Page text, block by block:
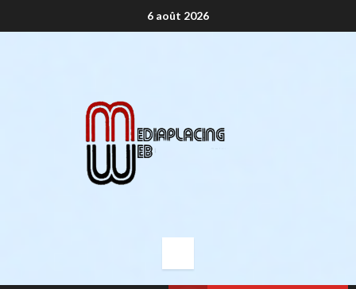
au
6 août 2026